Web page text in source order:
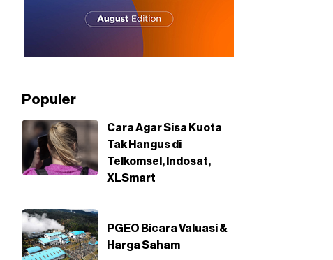
Populer
Cara Agar Sisa Kuota
Tak Hangus di
Telkomsel, Indosat,
XLSmart
PGEO Bicara Valuasi &
Harga Saham